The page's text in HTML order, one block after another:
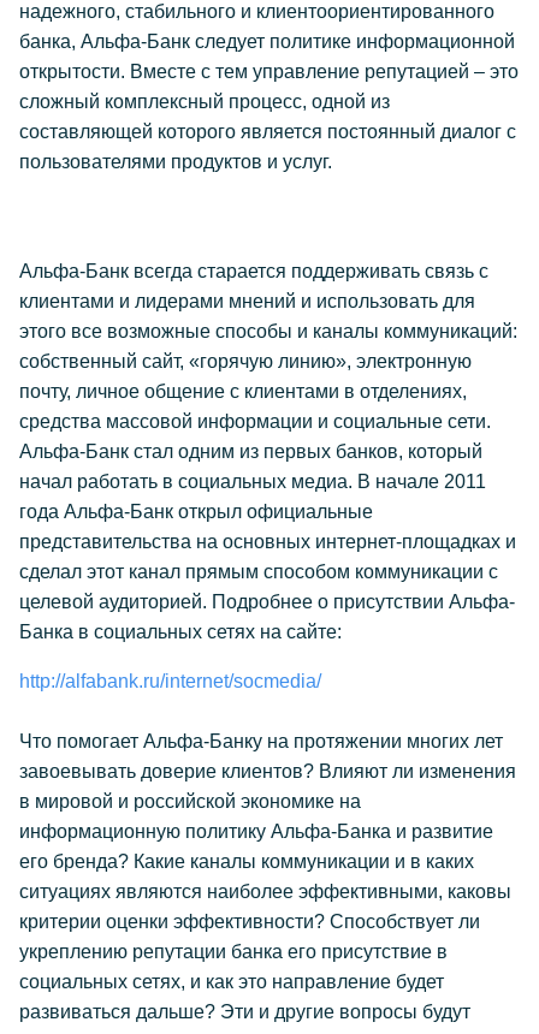
надежного, стабильного и клиентоориентированного
банка, Альфа-Банк следует политике информационной
открытости. Вместе с тем управление репутацией – это
сложный комплексный процесс, одной из
составляющей которого является постоянный диалог с
пользователями продуктов и услуг.
Альфа-Банк всегда старается поддерживать связь с
клиентами и лидерами мнений и использовать для
этого все возможные способы и каналы коммуникаций:
собственный сайт, «горячую линию», электронную
почту, личное общение с клиентами в отделениях,
средства массовой информации и социальные сети.
Альфа-Банк стал одним из первых банков, который
начал работать в социальных медиа. В начале 2011
года Альфа-Банк открыл официальные
представительства на основных интернет-площадках и
сделал этот канал прямым способом коммуникации с
целевой аудиторией. Подробнее о присутствии Альфа-
Банка в социальных сетях на сайте:
http://alfabank.ru/internet/socmedia/
Что помогает Альфа-Банку на протяжении многих лет
завоевывать доверие клиентов? Влияют ли изменения
в мировой и российской экономике на
информационную политику Альфа-Банка и развитие
его бренда? Какие каналы коммуникации и в каких
ситуациях являются наиболее эффективными, каковы
критерии оценки эффективности? Способствует ли
укреплению репутации банка его присутствие в
социальных сетях, и как это направление будет
развиваться дальше? Эти и другие вопросы будут